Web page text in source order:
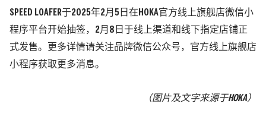
SPEED LOAFER于2025年2月5日在HOKA官方线上旗舰店微信小
程序平台开始抽签，2月8日于线上渠道和线下指定店铺正
式发售。更多详情请关注品牌微信公众号，官方线上旗舰店
小程序获取更多消息。
（图片及文字来源于HOKA）